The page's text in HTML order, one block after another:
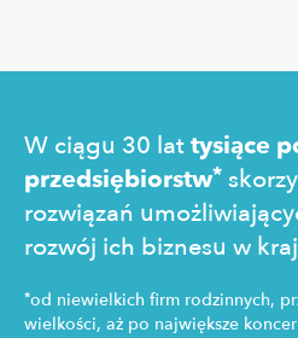
W ciągu 30 lattysiące
przedsiębiorstw*
rozwiązań
rozwój ich biznesu w
*od niewielkich firm rodzinnych,
wielkości, aż po największe